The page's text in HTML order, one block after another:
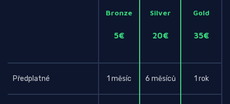
Bronze
5€
Silver
20€
Gold
35€
Předplatné 1 měsíc 6 měsíců 1 rok